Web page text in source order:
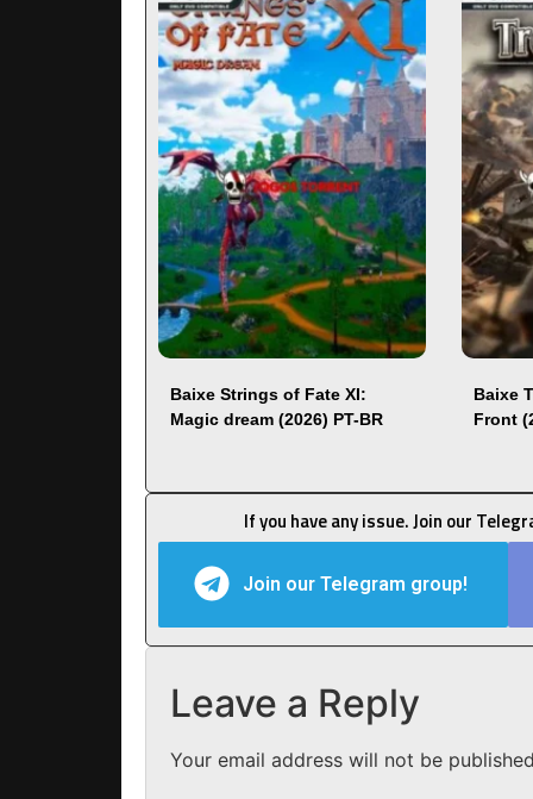
Baixe Strings of Fate XI:
Magic dream (2026) PT-BR
Baixe
Front
If you have any issue. Join our
Join our Telegram group!
Leave a Reply
Your email address will not be